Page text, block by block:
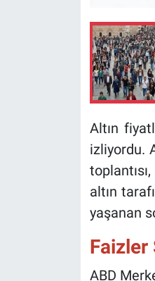
Altın
izliyordu.
altın
yaşanan
Faizler
ABD